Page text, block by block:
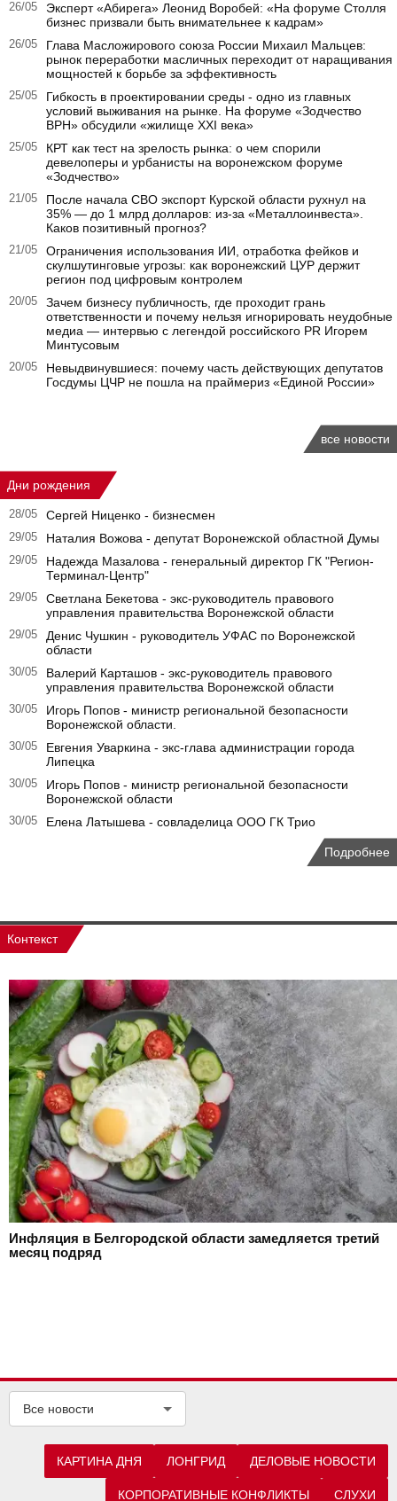
26/05
Эксперт «Абирега» Леонид Воробей: «На форуме Столля
бизнес призвали быть внимательнее к кадрам»
26/05
Глава Масложирового союза России Михаил Мальцев:
рынок переработки масличных переходит от наращивания
мощностей к борьбе за эффективность
25/05
Гибкость в проектировании среды - одно из главных
условий выживания на рынке. На форуме «Зодчество
ВРН» обсудили «жилище XXI века»
25/05
КРТ как тест на зрелость рынка: о чем спорили
девелоперы и урбанисты на воронежском форуме
«Зодчество»
21/05
После начала СВО экспорт Курской области рухнул на
35% — до 1 млрд долларов: из-за «Металлоинвеста».
Каков позитивный прогноз?
21/05
Ограничения использования ИИ, отработка фейков и
скулшутинговые угрозы: как воронежский ЦУР держит
регион под цифровым контролем
20/05
Зачем бизнесу публичность, где проходит грань
ответственности и почему нельзя игнорировать неудобные
медиа — интервью с легендой российского PR Игорем
Минтусовым
20/05
Невыдвинувшиеся: почему часть действующих депутатов
Госдумы ЦЧР не пошла на праймериз «Единой России»
все новости
Дни рождения
28/05 Сергей Ниценко - бизнесмен
29/05 Наталия Вожова - депутат Воронежской областной Думы
29/05
Надежда Мазалова - генеральный директор ГК "Регион-
Терминал-Центр"
29/05
Светлана Бекетова - экс-руководитель правового
управления правительства Воронежской области
29/05
Денис Чушкин - руководитель УФАС по Воронежской
области
30/05
Валерий Карташов - экс-руководитель правового
управления правительства Воронежской области
30/05
Игорь Попов - министр региональной безопасности
Воронежской области.
30/05
Евгения Уваркина - экс-глава администрации города
Липецка
30/05
Игорь Попов - министр региональной безопасности
Воронежской области
30/05 Елена Латышева - совладелица ООО ГК Трио
Подробнее
Контекст
Инфляция в Белгородской области замедляется третий
месяц подряд
Все новости
КАРТИНА ДНЯ ЛОНГРИД ДЕЛОВЫЕ НОВОСТИ
КОРПОРАТИВНЫЕ КОНФЛИКТЫ СЛУХИ